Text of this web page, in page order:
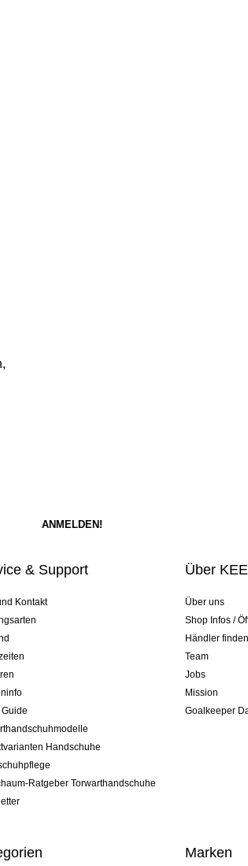
& Support
Kontakt
Handschuhe
Ratgeber Torwarthandschuhe
Über
Über uns
Shop Infos /
Händler finden
Team
Jobs
Mission
Goalkeeper
Marken